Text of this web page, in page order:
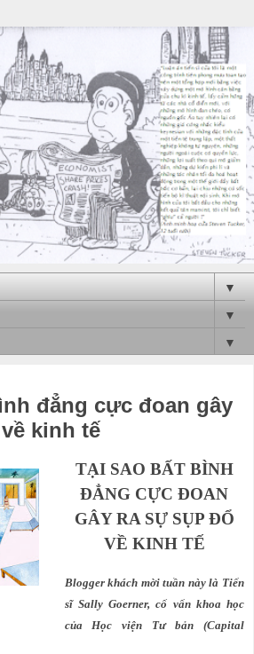
▼
▼
▼
đẳng cực đoan gây
kinh tế
TẠI SAO BẤT BÌNH
ĐẲNG CỰC ĐOAN
GÂY RA SỰ SỤP ĐỔ
VỀ KINH TẾ
Blogger khách mời tuần này là Tiến
sĩ Sally Goerner, cố vấn khoa học
của Học viện Tư bản (Capital